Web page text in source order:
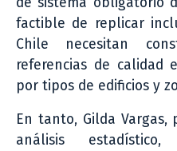
factible de replicar
Chile necesitan
referencias de calidad
por tipos de edificios y
En tanto, Gilda Vargas,
análisis